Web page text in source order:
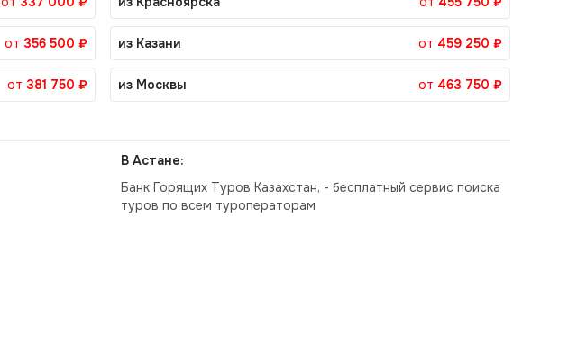
от 356 500 ₽
от 381 750 ₽
из Казани от 459 250 ₽
из Москвы от 463 750 ₽
В Астане:
Банк Горящих Туров Казахстан, - бесплатный сервис поиска
туров по всем туроператорам